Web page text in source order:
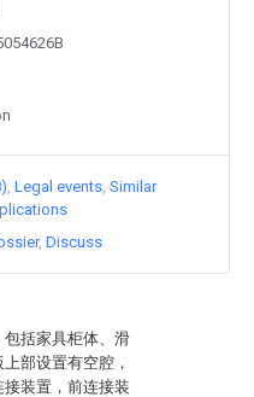
括家具柜体、滑
部设置有空腔，
装置，前连接装
Legal events Similar
Discuss